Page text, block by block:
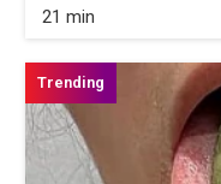
21 min